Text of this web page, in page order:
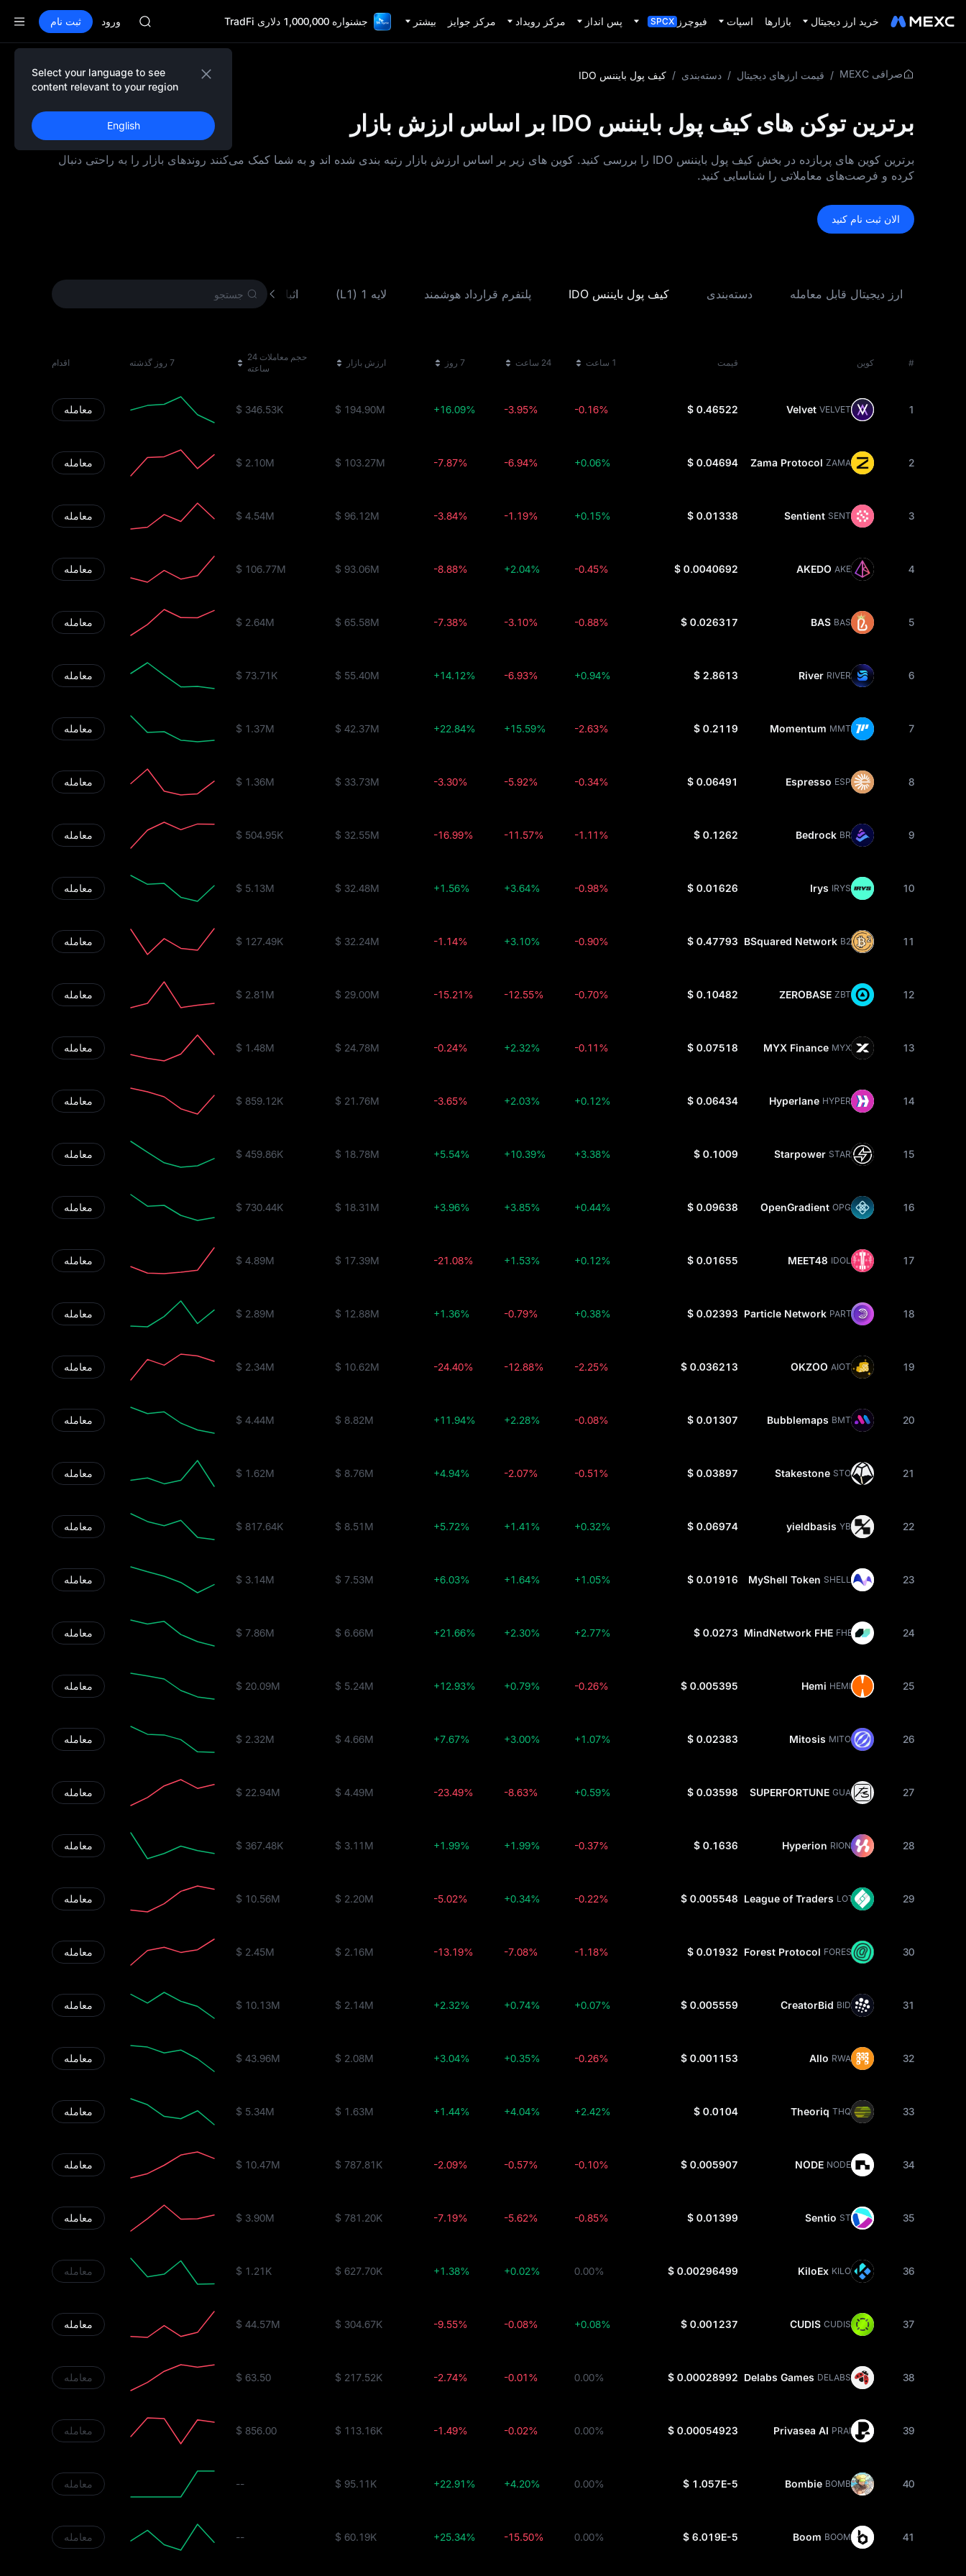
خرید ارز دیجیتال بازارها اسپات فیوچرز SPCX پس انداز مرکز رویداد مرکز جوایز بیشتر جشنواره 1,000,000 دلاری TradFi
AAOI
افزایش SPCX با وجود پایان لاک‌آپ
GOLD(XAU)
اشتراک بازار STAR UNITREE در 10 اوت
افزایش SPCX با وجود پایان لاک‌آپ
ورود ثبت نام
Select your language to see
content relevant to your region
English
صرافی MEXC / قیمت ارزهای دیجیتال / دسته‌بندی / کیف پول بایننس IDO
برترین توکن‌ های کیف پول بایننس IDO بر اساس ارزش بازار
برترین کوین‌ های پربازده در بخش کیف پول بایننس IDO را بررسی کنید. کوین‌ های زیر بر اساس ارزش بازار رتبه‌ بندی شده‌ اند و به شما کمک می‌کنند روندهای بازار را به‌ راحتی دنبال
کرده و فرصت‌های معاملاتی را شناسایی کنید.
الان ثبت نام کنید
ارز دیجیتال قابل معامله دسته‌بندی کیف پول بایننس IDO پلتفرم قرارداد هوشمند لایه 1 (L1) اثبات کار (PoW) ارز دیجیتال
# کوین قیمت 1 ساعت 24 ساعت 7 روز ارزش بازار
حجم معاملات 24
ساعته
7 روز گذشته اقدام
1
Velvet VELVET
$ 0.46522
-0.16%
-3.95%
+16.09%
$ 194.90M
$ 346.53K معامله
2
Zama Protocol ZAMA
$ 0.04694
+0.06%
-6.94%
-7.87%
$ 103.27M
$ 2.10M معامله
3
Sentient SENT
$ 0.01338
+0.15%
-1.19%
-3.84%
$ 96.12M
$ 4.54M معامله
4
AKEDO AKE
$ 0.0040692
-0.45%
+2.04%
-8.88%
$ 93.06M
$ 106.77M معامله
5
BAS BAS
$ 0.026317
-0.88%
-3.10%
-7.38%
$ 65.58M
$ 2.64M معامله
6
River RIVER
$ 2.8613
+0.94%
-6.93%
+14.12%
$ 55.40M
$ 73.71K معامله
7
Momentum MMT
$ 0.2119
-2.63%
+15.59%
+22.84%
$ 42.37M
$ 1.37M معامله
8
Espresso ESP
$ 0.06491
-0.34%
-5.92%
-3.30%
$ 33.73M
$ 1.36M معامله
9
Bedrock BR
$ 0.1262
-1.11%
-11.57%
-16.99%
$ 32.55M
$ 504.95K معامله
10
Irys IRYS
$ 0.01626
-0.98%
+3.64%
+1.56%
$ 32.48M
$ 5.13M معامله
11
BSquared Network B2
$ 0.47793
-0.90%
+3.10%
-1.14%
$ 32.24M
$ 127.49K معامله
12
ZEROBASE ZBT
$ 0.10482
-0.70%
-12.55%
-15.21%
$ 29.00M
$ 2.81M معامله
13
MYX Finance MYX
$ 0.07518
-0.11%
+2.32%
-0.24%
$ 24.78M
$ 1.48M معامله
14
Hyperlane HYPER
$ 0.06434
+0.12%
+2.03%
-3.65%
$ 21.76M
$ 859.12K معامله
15
Starpower STAR
$ 0.1009
+3.38%
+10.39%
+5.54%
$ 18.78M
$ 459.86K معامله
16
OpenGradient OPG
$ 0.09638
+0.44%
+3.85%
+3.96%
$ 18.31M
$ 730.44K معامله
17
MEET48 IDOL
$ 0.01655
+0.12%
+1.53%
-21.08%
$ 17.39M
$ 4.89M معامله
18
Particle Network PARTI
$ 0.02393
+0.38%
-0.79%
+1.36%
$ 12.88M
$ 2.89M معامله
19
OKZOO AIOT
$ 0.036213
-2.25%
-12.88%
-24.40%
$ 10.62M
$ 2.34M معامله
20
Bubblemaps BMT
$ 0.01307
-0.08%
+2.28%
+11.94%
$ 8.82M
$ 4.44M معامله
21
Stakestone STO
$ 0.03897
-0.51%
-2.07%
+4.94%
$ 8.76M
$ 1.62M معامله
22
yieldbasis YB
$ 0.06974
+0.32%
+1.41%
+5.72%
$ 8.51M
$ 817.64K معامله
23
MyShell Token SHELL
$ 0.01916
+1.05%
+1.64%
+6.03%
$ 7.53M
$ 3.14M معامله
24
MindNetwork FHE FHE
$ 0.0273
+2.77%
+2.30%
+21.66%
$ 6.66M
$ 7.86M معامله
25
Hemi HEMI
$ 0.005395
-0.26%
+0.79%
+12.93%
$ 5.24M
$ 20.09M معامله
26
Mitosis MITO
$ 0.02383
+1.07%
+3.00%
+7.67%
$ 4.66M
$ 2.32M معامله
27
SUPERFORTUNE GUA
$ 0.03598
+0.59%
-8.63%
-23.49%
$ 4.49M
$ 22.94M معامله
28
Hyperion RION
$ 0.1636
-0.37%
+1.99%
+1.99%
$ 3.11M
$ 367.48K معامله
29
League of Traders LOT
$ 0.005548
-0.22%
+0.34%
-5.02%
$ 2.20M
$ 10.56M معامله
30
Forest Protocol FOREST
$ 0.01932
-1.18%
-7.08%
-13.19%
$ 2.16M
$ 2.45M معامله
31
CreatorBid BID
$ 0.005559
+0.07%
+0.74%
+2.32%
$ 2.14M
$ 10.13M معامله
32
Allo RWA
$ 0.001153
-0.26%
+0.35%
+3.04%
$ 2.08M
$ 43.96M معامله
33
Theoriq THQ
$ 0.0104
+2.42%
+4.04%
+1.44%
$ 1.63M
$ 5.34M معامله
34
NODE NODE
$ 0.005907
-0.10%
-0.57%
-2.09%
$ 787.81K
$ 10.47M معامله
35
Sentio ST
$ 0.01399
-0.85%
-5.62%
-7.19%
$ 781.20K
$ 3.90M معامله
36
KiloEx KILO
$ 0.00296499
0.00%
+0.02%
+1.38%
$ 627.70K
$ 1.21K معامله
37
CUDIS CUDIS
$ 0.001237
+0.08%
-0.08%
-9.55%
$ 304.67K
$ 44.57M معامله
38
Delabs Games DELABS
$ 0.00028992
0.00%
-0.01%
-2.74%
$ 217.52K
$ 63.50 معامله
39
Privasea AI PRAI
$ 0.00054923
0.00%
-0.02%
-1.49%
$ 113.16K
$ 856.00 معامله
40
Bombie BOMB
$ 1.057E-5
0.00%
+4.20%
+22.91%
$ 95.11K
-- معامله
41
Boom BOOM
$ 6.019E-5
0.00%
-15.50%
+25.34%
$ 60.19K
-- معامله